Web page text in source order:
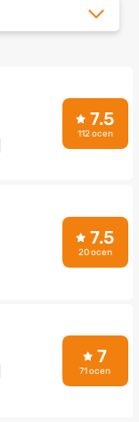
7.5
112 ocen
7.5
20 ocen
7
71 ocen